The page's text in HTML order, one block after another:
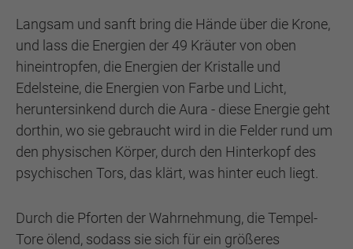
Langsam und sanft bring die Hände über die Krone,
und lass die Energien der 49 Kräuter von oben
hineintropfen, die Energien der Kristalle und
Edelsteine, die Energien von Farbe und Licht,
heruntersinkend durch die Aura - diese Energie geht
dorthin, wo sie gebraucht wird in die Felder rund um
den physischen Körper, durch den Hinterkopf des
psychischen Tors, das klärt, was hinter euch liegt.
Durch die Pforten der Wahrnehmung, die Tempel-
Tore ölend, sodass sie sich für ein größeres